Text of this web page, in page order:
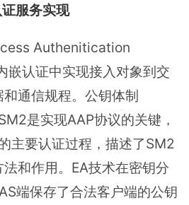
服务实现
Authenitication
嵌认证中实现接入对象到交
通信规程。公钥体制
是实现AAP协议的关键，
主要认证过程，描述了SM2
和作用。EA技术在密钥分
端保存了合法客户端的公钥